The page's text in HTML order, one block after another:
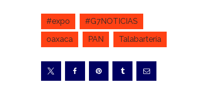
#expo
#G7NOTICIAS
oaxaca
PAN Talabartería